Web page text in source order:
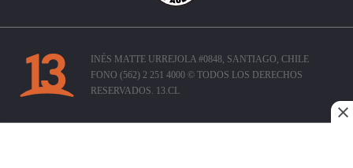
INÉS MATTE URREJOLA #0848, SANTIAGO, CHILE
FONO (562) 2 251 4000 © TODOS LOS DERECHOS
RESERVADOS. 13.CL